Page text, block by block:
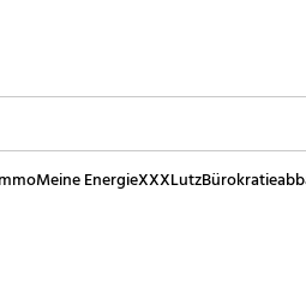
Meine EnergieXXXLutz